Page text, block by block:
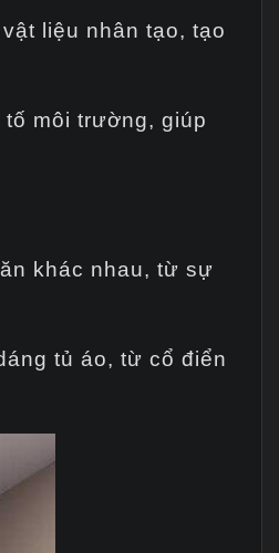
liệu nhân tạo, tạo
môi trường, giúp
khác nhau, từ sự
tủ áo, từ cổ điển